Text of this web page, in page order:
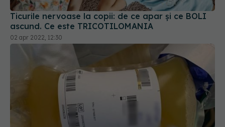
Ticurile nervoase la copii: de ce apar și ce BOLI
ascund. Ce este TRICOTILOMANIA
02 apr 2022, 12:30